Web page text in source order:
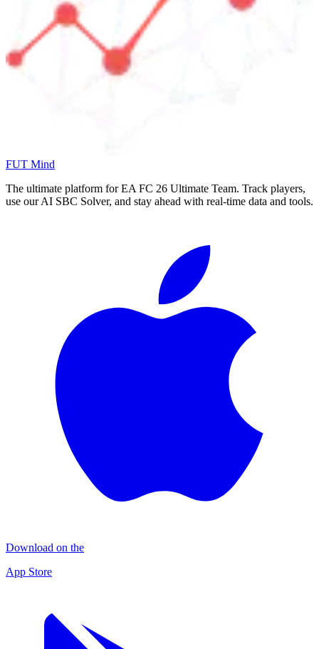
FUT Mind
The ultimate platform for EA FC 26 Ultimate Team. Track players,
use our AI SBC Solver, and stay ahead with real-time data and tools.
Download on the
App Store